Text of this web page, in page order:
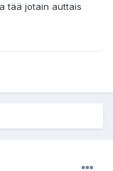
tää jotain auttais